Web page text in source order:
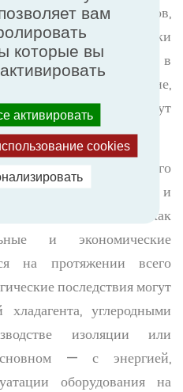
на жильцов,
и участников цепочки
особенно актуальна в
или оборудование,
HVACR, могут
группы.
устойчивого
строительства и
понимания того, как
и экономические
на протяжении всего
последствия могут
углеродными
изоляции или
— с энергией,
оборудования на
вам
которые вы
активировать
cookies